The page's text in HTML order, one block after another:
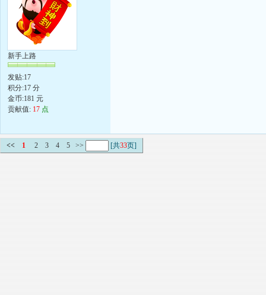
新手上路
发贴:17
积分:17 分
金币:181 元
贡献值: 17 点
<< 1 2 3 4 5 >> [共33页]